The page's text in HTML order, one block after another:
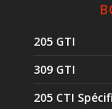
205 GTI
309 GTI
205 CTI